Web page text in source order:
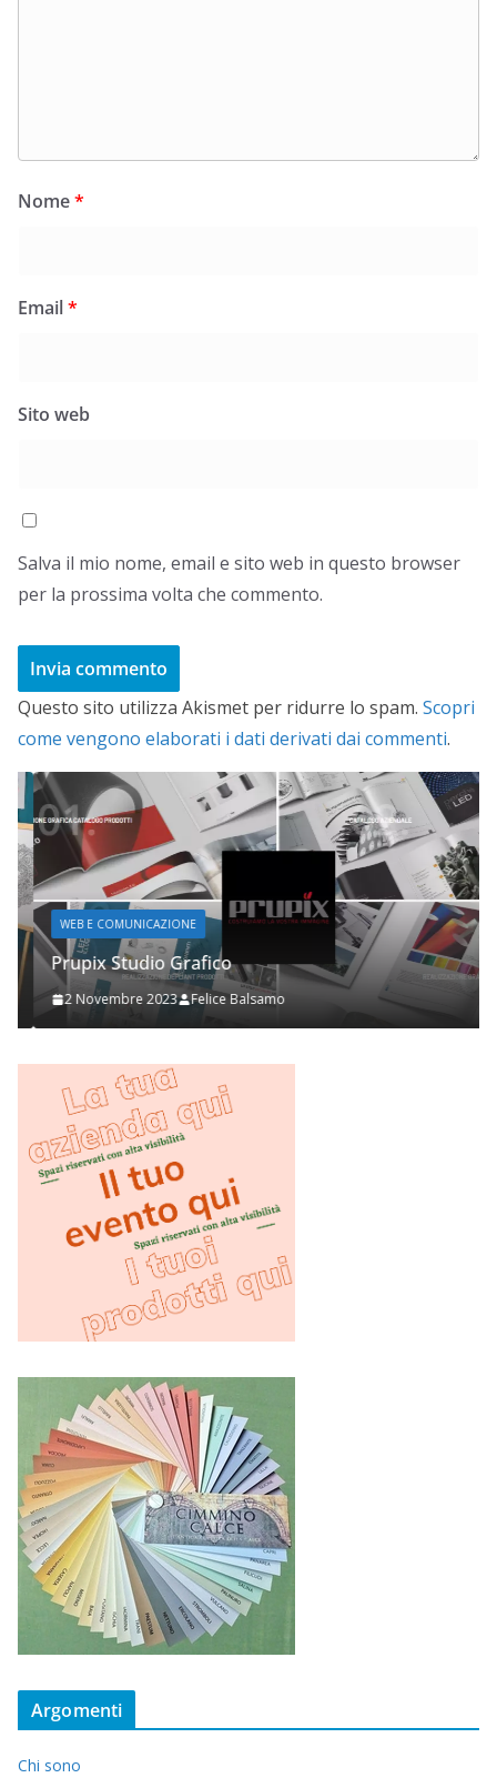
Nome*
Email*
Sito web
Salva il mio nome, email e sito web in questo browser
per la prossima volta che commento.
Questo sito utilizza Akismet per ridurre lo spam. Scopri
come vengono elaborati i dati derivati dai commenti.
WEB E COMUNICAZIONE
Prupix Studio Grafico
2 Novembre 2023 Felice Balsamo
Argomenti
Chi sono